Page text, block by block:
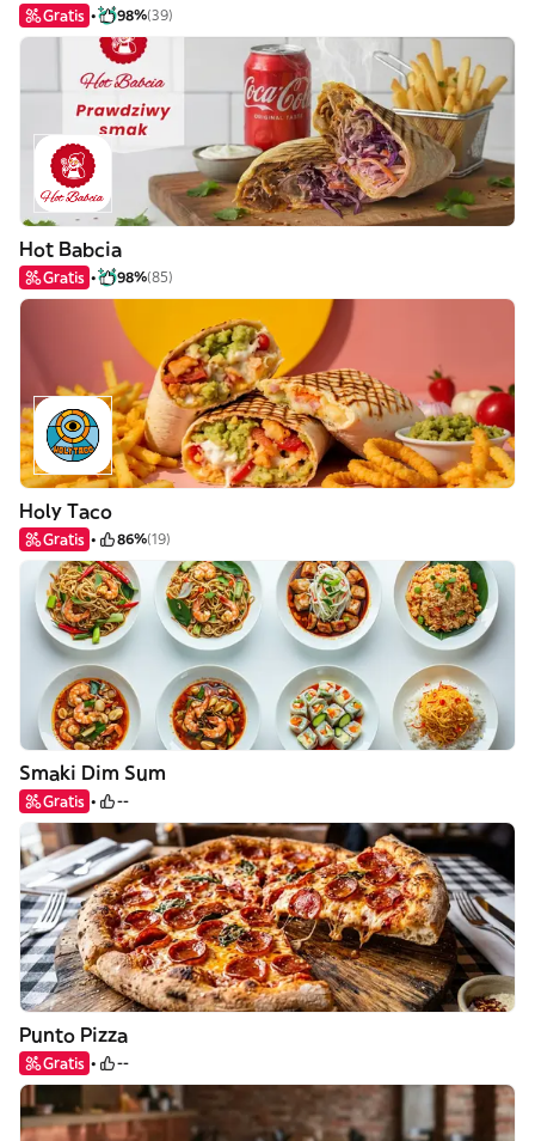
Gratis 98%(39)
Hot Babcia
Gratis 98%(85)
Holy Taco
Gratis 86%(19)
Smaki Dim Sum
Gratis --
Punto Pizza
Gratis --